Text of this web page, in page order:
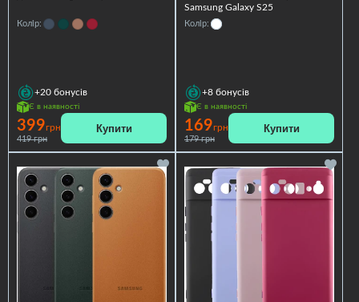
Колір:
+20 бонусів
Є в наявності
399грн
419 грн
Купити
Samsung Galaxy S25
Колір:
+8 бонусів
Є в наявності
169грн
179 грн
Купити